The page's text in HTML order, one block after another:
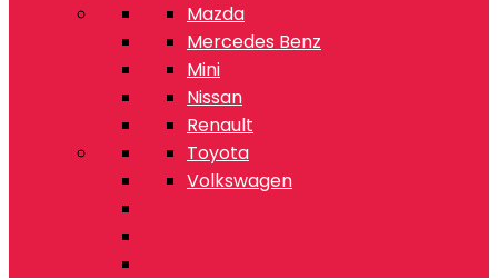
Mazda
Mercedes Benz
Mini
Nissan
Renault
Toyota
Volkswagen